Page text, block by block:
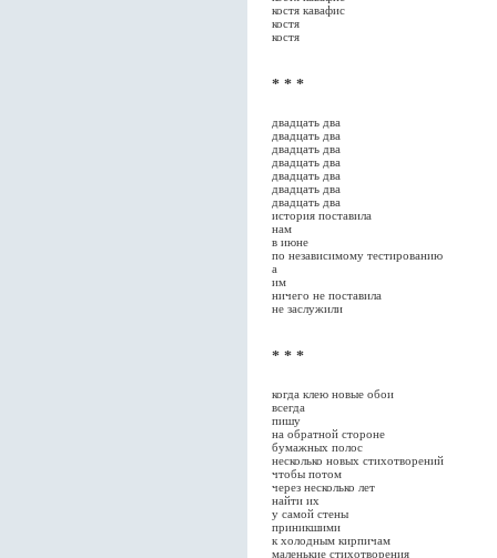
костя кавафис
костя
костя
* * *
двадцать два
двадцать два
двадцать два
двадцать два
двадцать два
двадцать два
двадцать два
история поставила
нам
в июне
по независимому тестированию
а
им
ничего не поставила
не заслужили
* * *
когда клею новые обои
всегда
пишу
на обратной стороне
бумажных полос
несколько новых стихотворений
чтобы потом
через несколько лет
найти их
у самой стены
приникшими
к холодным кирпичам
маленькие стихотворения